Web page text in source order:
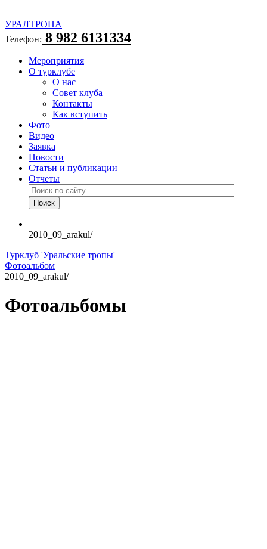
УРАЛТРОПА
Телефон: 8 982 6131334
Мероприятия
О турклубе
О нас
Совет клуба
Контакты
Как вступить
Фото
Видео
Заявка
Новости
Статьи и публикации
Отчеты
2010_09_arakul/
Турклуб 'Уральские тропы'
Фотоальбом
2010_09_arakul/
Фотоальбомы